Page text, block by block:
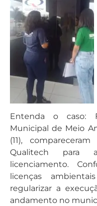
Entenda o caso:
Municipal de Meio
(11),
Qualitech para
licenciamento.
licenças
regularizar a
andamento no